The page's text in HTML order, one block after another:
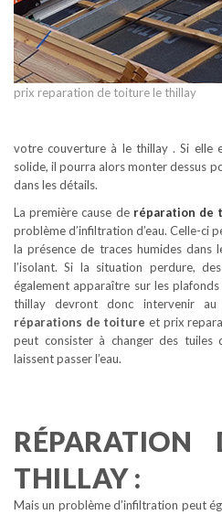
prix reparation de toiture le thillay
votre couverture à le thillay . Si elle
solide, il pourra alors monter dessus
dans les détails.
La première cause deréparation de
problème d’infiltration d’eau. Celle-ci
la présence de traces humides dans
l’isolant. Si la situation perdure,
également apparaître sur les
thillay devront donc intervenir
réparations de toiture et prix
peut consister à changer des
laissent passer l’eau.
THILLAY :
Mais un problème d’infiltration peut